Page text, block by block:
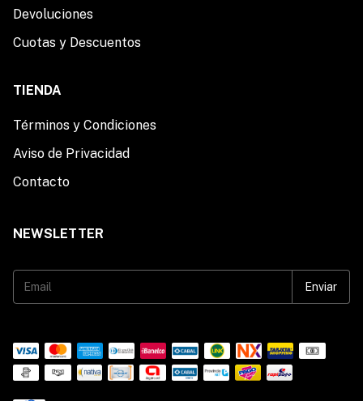
Devoluciones
Cuotas y Descuentos
TIENDA
Términos y Condiciones
Aviso de Privacidad
Contacto
NEWSLETTER